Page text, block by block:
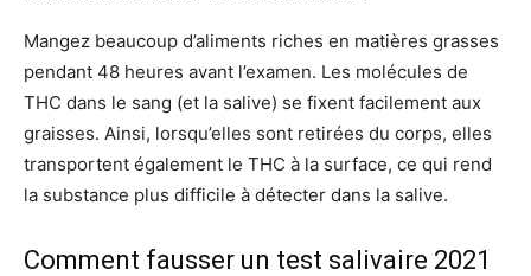
Mangez beaucoup d’aliments riches en matières grasses
pendant 48 heures avant l’examen. Les molécules de
THC dans le sang (et la salive) se fixent facilement aux
graisses. Ainsi, lorsqu’elles sont retirées du corps, elles
transportent également le THC à la surface, ce qui rend
la substance plus difficile à détecter dans la salive.
Comment fausser un test salivaire 2021